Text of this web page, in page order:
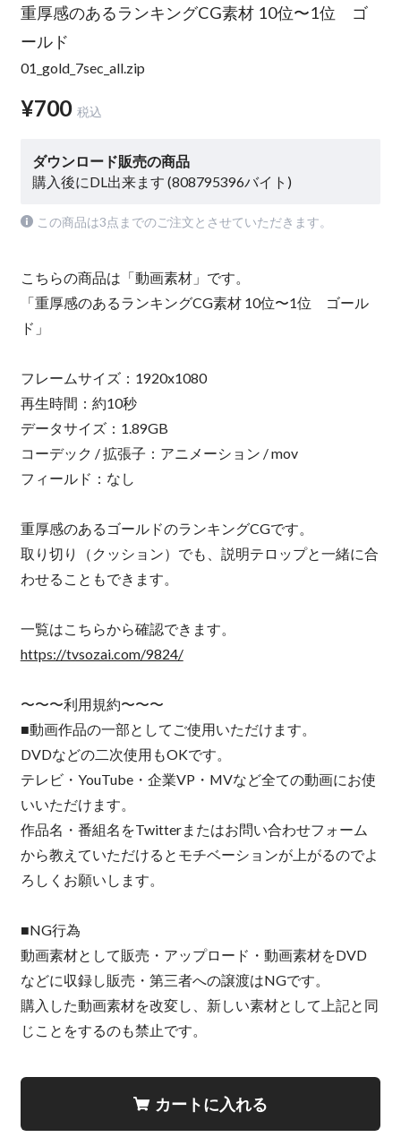
重厚感のあるランキングCG素材 10位〜1位 ゴ
ールド
01_gold_7sec_all.zip
¥700 税込
ダウンロード販売の商品
購入後にDL出来ます (808795396バイト)
この商品は3点までのご注文とさせていただきます。
こちらの商品は「動画素材」です。
「重厚感のあるランキングCG素材 10位〜1位 ゴール
ド」
フレームサイズ：1920x1080
再生時間：約10秒
データサイズ：1.89GB
コーデック / 拡張子：アニメーション / mov
フィールド：なし
重厚感のあるゴールドのランキングCGです。
取り切り（クッション）でも、説明テロップと一緒に合
わせることもできます。
一覧はこちらから確認できます。
https://tvsozai.com/9824/
〜〜〜利用規約〜〜〜
■動画作品の一部としてご使用いただけます。
DVDなどの二次使用もOKです。
テレビ・YouTube・企業VP・MVなど全ての動画にお使
いいただけます。
作品名・番組名をTwitterまたはお問い合わせフォーム
から教えていただけるとモチベーションが上がるのでよ
ろしくお願いします。
■NG行為
動画素材として販売・アップロード・動画素材をDVD
などに収録し販売・第三者への譲渡はNGです。
購入した動画素材を改変し、新しい素材として上記と同
じことをするのも禁止です。
カートに入れる